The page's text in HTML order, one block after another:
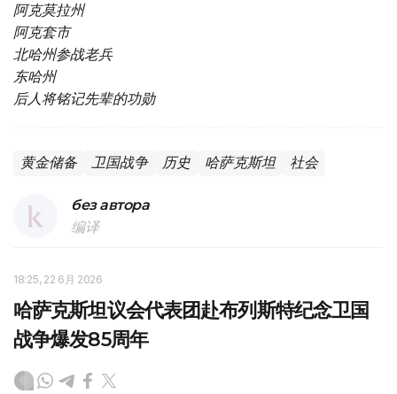
阿克莫拉州
阿克套市
北哈州参战老兵
东哈州
后人将铭记先辈的功勋
黄金储备 卫国战争 历史 哈萨克斯坦 社会
без автора
编译
18:25, 22 6月 2026
哈萨克斯坦议会代表团赴布列斯特纪念卫国
战争爆发85周年